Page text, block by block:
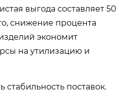
выгода составляет 50
снижение процента
экономит
на утилизацию и
стабильность поставок.